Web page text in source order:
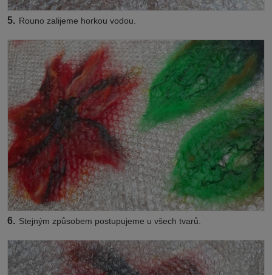
5. Rouno zalijeme horkou vodou.
6. Stejným způsobem postupujeme u všech tvarů.